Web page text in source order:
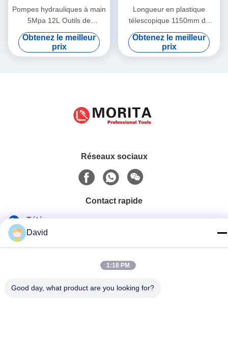
Pompes hydrauliques à main
5Mpa 12L Outils de
plomberie en laiton et acier
et alliage d'alcool Pipe d'eau
sous pression et fuite de test
Obtenez le meilleur
prix
Longueur en plastique
télescopique 1150mm de
l'ensemble pp de Rods 14
Pce d'escalier une prise
disponible de toile de
Obtenez le meilleur
prix
Réseaux sociaux
Contact rapide
Télégramme
86-510-85032170
david@moritatools.com
Adresse
David
1:18 PM
Good day, what product are you looking for?